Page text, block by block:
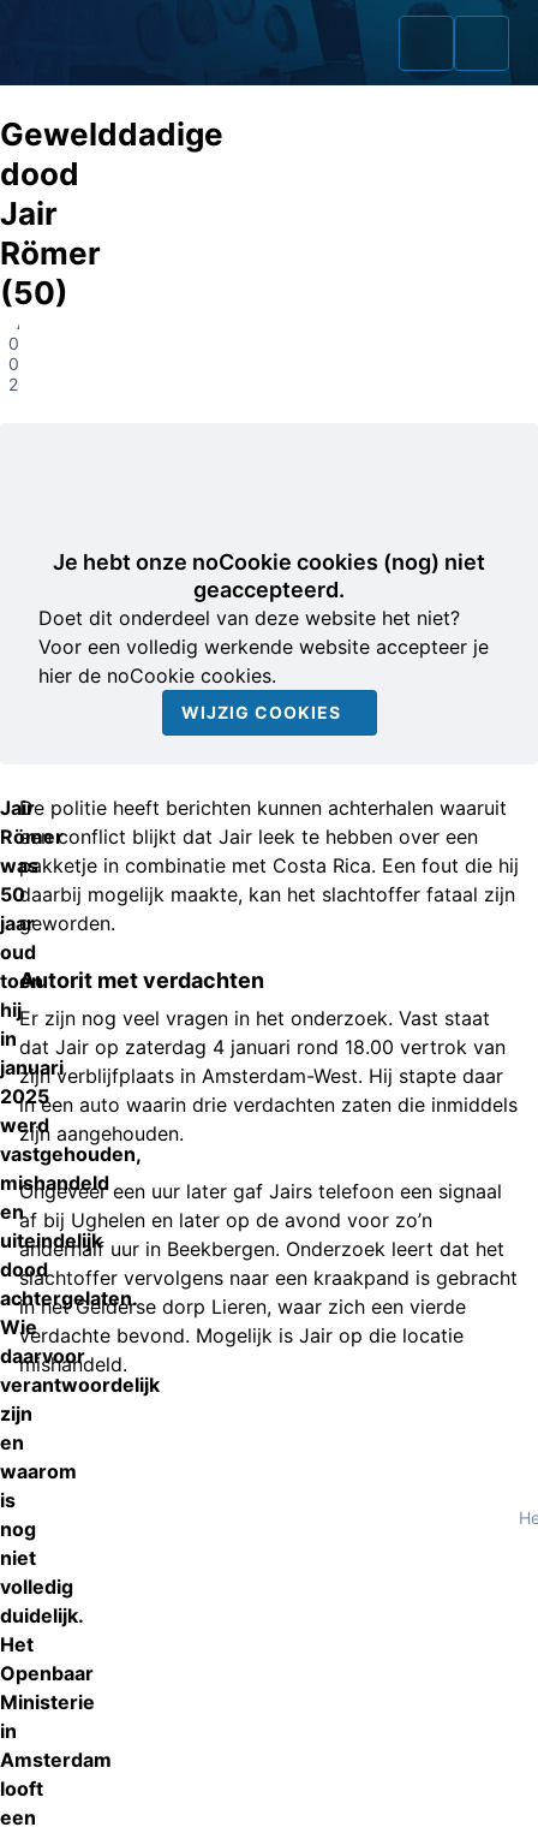
Zaken
Gewelddadige
dood
Jair
Römer
(50)
Amsterdam
09-
09-
2025
Je hebt onze noCookie cookies (nog) niet
geaccepteerd.
Doet dit onderdeel van deze website het niet?
Voor een volledig werkende website accepteer je
hier de noCookie cookies.
WIJZIG COOKIES
Jair
Römer
was
50
jaar
oud
toen
hij
in
januari
2025
werd
vastgehouden,
mishandeld
en
uiteindelijk
dood
achtergelaten.
Wie
daarvoor
verantwoordelijk
zijn
en
waarom
is
nog
niet
volledig
duidelijk.
Het
Openbaar
Ministerie
in
Amsterdam
looft
een
De politie heeft berichten kunnen achterhalen waaruit
een conflict blijkt dat Jair leek te hebben over een
pakketje in combinatie met Costa Rica. Een fout die hij
daarbij mogelijk maakte, kan het slachtoffer fataal zijn
geworden.
Autorit met verdachten
Er zijn nog veel vragen in het onderzoek. Vast staat
dat Jair op zaterdag 4 januari rond 18.00 vertrok van
zijn verblijfplaats in Amsterdam-West. Hij stapte daar
in een auto waarin drie verdachten zaten die inmiddels
zijn aangehouden.
Ongeveer een uur later gaf Jairs telefoon een signaal
af bij Ughelen en later op de avond voor zo’n
anderhalf uur in Beekbergen. Onderzoek leert dat het
slachtoffer vervolgens naar een kraakpand is gebracht
in het Gelderse dorp Lieren, waar zich een vierde
verdachte bevond. Mogelijk is Jair op die locatie
mishandeld.